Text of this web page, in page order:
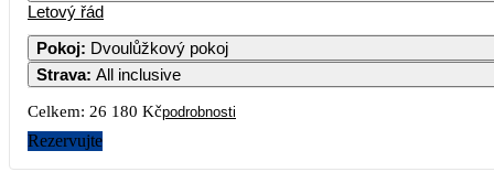
Letový řád
Pokoj: Dvoulůžkový pokoj
Strava: All inclusive
Celkem: 26 180 Kčpodrobnosti
Rezervujte